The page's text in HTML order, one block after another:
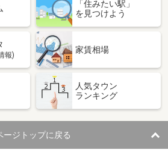
「住みたい駅」
を見つけよう
報)
家賃相場
人気タウン
ランキング
ージトップに戻る